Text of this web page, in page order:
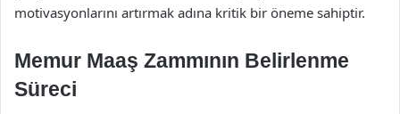
motivasyonlarını artırmak adına kritik bir öneme sahiptir.
Memur Maaş Zammının Belirlenme
Süreci